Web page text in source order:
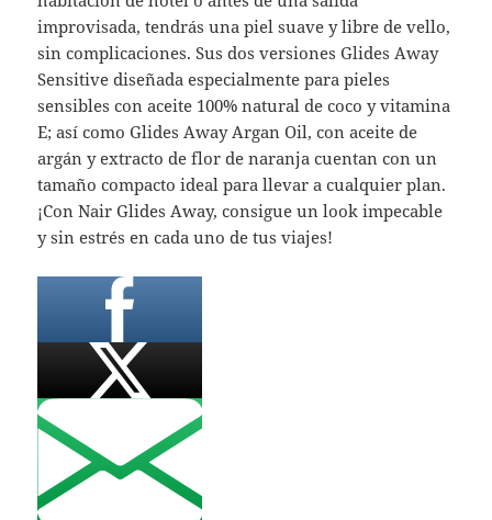
improvisada, tendrás una piel suave y libre de vello,
sin complicaciones. Sus dos versiones Glides Away
Sensitive diseñada especialmente para pieles
sensibles con aceite 100% natural de coco y vitamina
E; así como Glides Away Argan Oil, con aceite de
argán y extracto de flor de naranja cuentan con un
tamaño compacto ideal para llevar a cualquier plan.
¡Con Nair Glides Away, consigue un look impecable
y sin estrés en cada uno de tus viajes!